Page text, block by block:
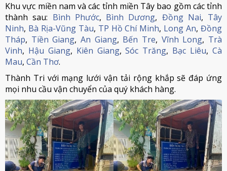
Khu vực miền nam và các tỉnh miền Tây bao gồm các tỉnh
thành sau: Bình Phước, Bình Dương, Đồng Nai, Tây
Ninh, Bà Rịa-Vũng Tàu, TP Hồ Chí Minh, Long An,Đồng
Tháp, Tiền Giang,An Giang, Bến Tre, Vĩnh Long, Trà
Vinh, Hậu Giang, Kiên Giang,Sóc Trăng, Bạc Liêu,Cà
Mau, Cần Thơ.
Thành Tri với mạng lưới vận tải rộng khắp sẽ đáp ứng
mọi nhu cầu vận chuyển của quý khách hàng.